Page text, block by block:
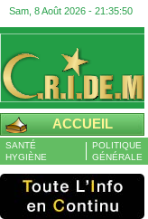
Sam, 8 Août 2026 - 21:35:51
ACCUEIL
SANTÉ
HYGIÈNE
POLITIQUE
GÉNÉRALE